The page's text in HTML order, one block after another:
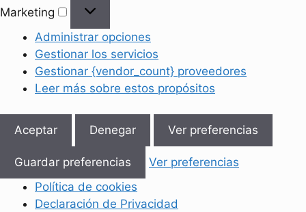
Marketing
Administrar opciones
Gestionar los servicios
Gestionar {vendor_count} proveedores
Leer más sobre estos propósitos
Aceptar Denegar Ver preferencias
Guardar preferencias
Ver preferencias
Política de cookies
Declaración de Privacidad